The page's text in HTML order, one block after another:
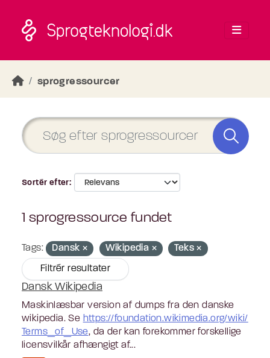
sprogressourcer
Sortér efter
1 sprogressource fundet
Tags: Dansk Wikipedia Teks
Filtrér resultater
Dansk Wikipedia
Maskinlæsbar version af dumps fra den danske
wikipedia. Se https://foundation.wikimedia.org/wiki/
Terms_of_Use, da der kan forekommer forskellige
licensvilkår afhængigt af...